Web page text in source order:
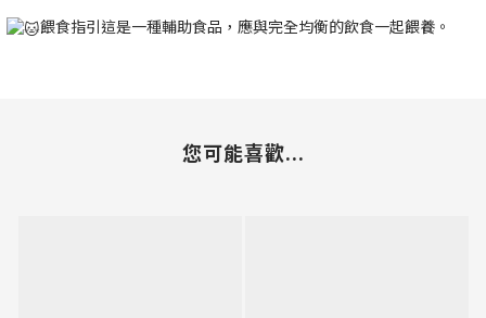
餵食指引這是一種輔助食品，應與完全均衡的飲食一起餵養。
您可能喜歡...